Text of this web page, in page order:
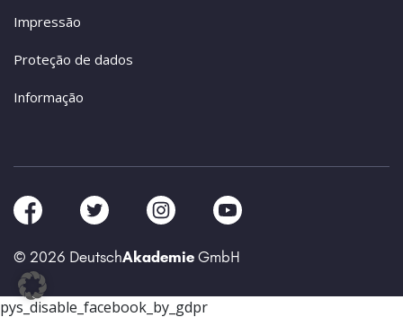
Impressão
Proteção de dados
Informação
© 2026 DeutschAkademie GmbH
pys_disable_facebook_by_gdpr